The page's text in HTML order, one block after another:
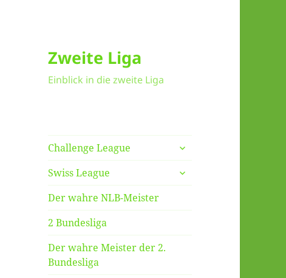
Zweite Liga
Einblick in die zweite Liga
Challenge League
untermenü
anzeigen
Swiss League
untermenü
anzeigen
Der wahre NLB-Meister
2 Bundesliga
Der wahre Meister der 2.
Bundesliga